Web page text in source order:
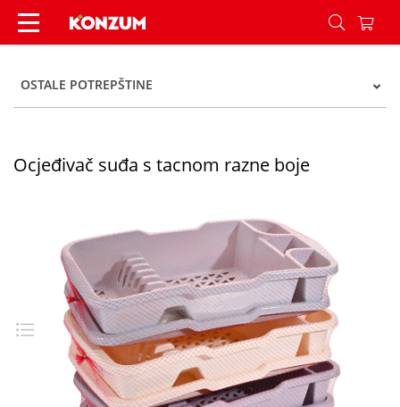
Ocjeđivač suđa s tacnom razne boje - Konzum
OSTALE POTREPŠTINE
Ocjeđivač suđa s tacnom razne boje